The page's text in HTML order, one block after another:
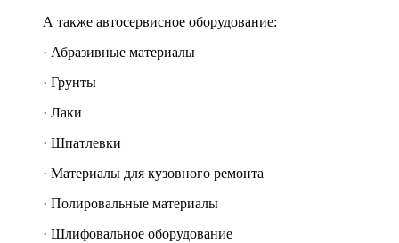
А также автосервисное оборудование:
· Абразивные материалы
· Грунты
· Лаки
· Шпатлевки
· Материалы для кузовного ремонта
· Полировальные материалы
· Шлифовальное оборудование